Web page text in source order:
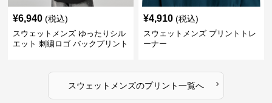
¥6,940 (税込)
スウェットメンズ ゆったりシル
エット 刺繍ロゴ バックプリント
¥4,910 (税込)
スウェットメンズ プリントトレ
ーナー
スウェットメンズのプリント一覧へ ›